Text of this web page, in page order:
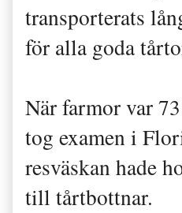
transporterats
för alla goda
När farmor var
tog examen i
resväskan hade
till tårtbottnar.